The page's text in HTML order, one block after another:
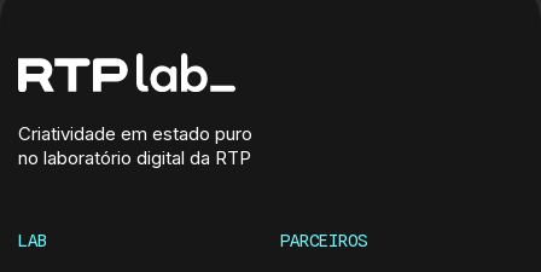
Criatividade em estado puro
no laboratório digital da RTP
LAB PARCEIROS